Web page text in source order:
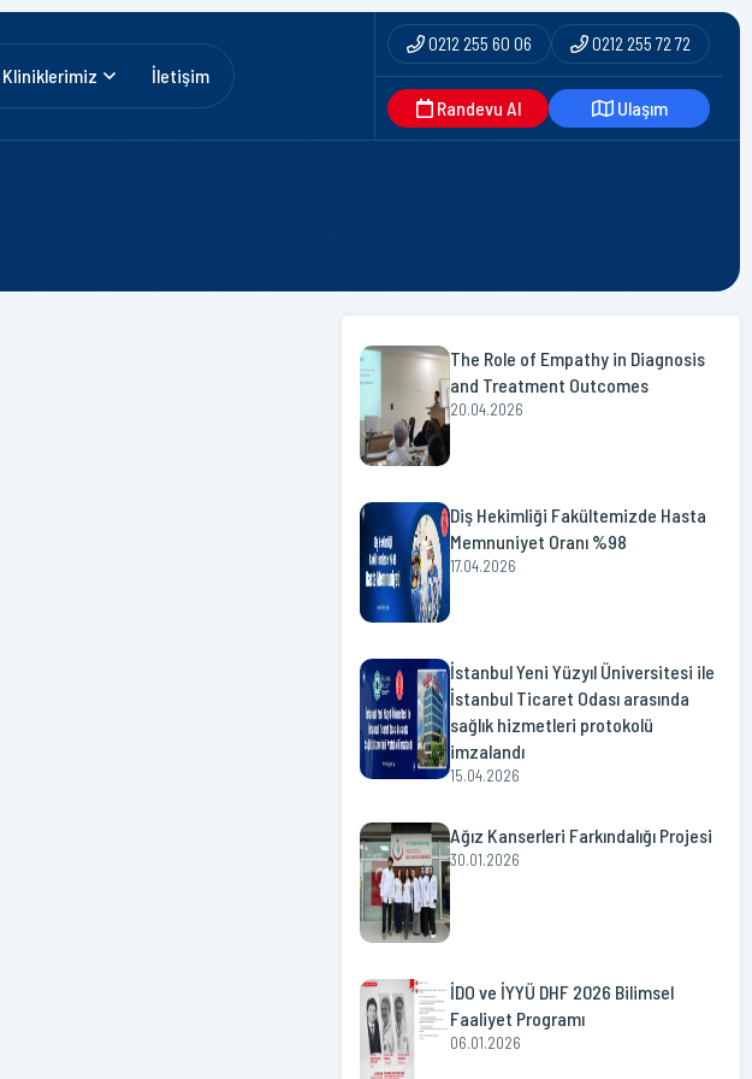
Kliniklerimiz İletişim
0212 255 60 06 0212 255 72 72
Randevu Al Ulaşım
The Role of Empathy in Diagnosis
and Treatment Outcomes
20.04.2026
Diş Hekimliği Fakültemizde Hasta
Memnuniyet Oranı %98
17.04.2026
İstanbul Yeni Yüzyıl Üniversitesi ile
İstanbul Ticaret Odası arasında
sağlık hizmetleri protokolü
imzalandı
15.04.2026
Ağız Kanserleri Farkındalığı Projesi
30.01.2026
İDO ve İYYÜ DHF 2026 Bilimsel
Faaliyet Programı
06.01.2026